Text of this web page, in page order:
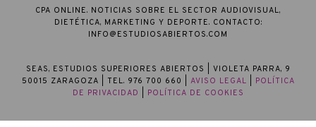
CPA ONLINE. NOTICIAS SOBRE EL SECTOR AUDIOVISUAL,
DIETÉTICA, MARKETING Y DEPORTE. CONTACTO:
INFO@ESTUDIOSABIERTOS.COM
SEAS, ESTUDIOS SUPERIORES ABIERTOS
| VIOLETA PARRA, 9
50015 ZARAGOZA | TEL. 976 700 660 | AVISO LEGAL
POLÍTICA
DE PRIVACIDAD
POLÍTICA DE COOKIES